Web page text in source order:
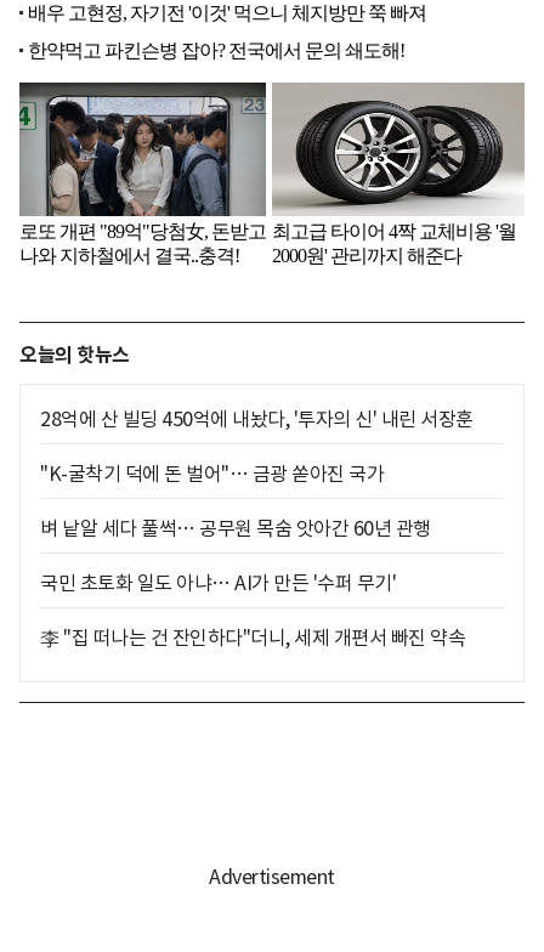
오늘의 핫뉴스
28억에 산 빌딩 450억에 내놨다, '투자의 신' 내린 서장훈
"K-굴착기 덕에 돈 벌어"… 금광 쏟아진 국가
벼 낱알 세다 풀썩… 공무원 목숨 앗아간 60년 관행
국민 초토화 일도 아냐… AI가 만든 '수퍼 무기'
李 "집 떠나는 건 잔인하다"더니, 세제 개편서 빠진 약속